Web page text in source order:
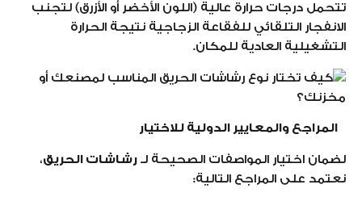
تتحمل درجات حرارة عالية (اللون الأخضر أو الأزرق) لتجنب
الانفجار التلقائي للفقاعة الزجاجية نتيجة الحرارة
التشغيلية العادية للمكان.
المراجع والمعايير الدولية للاختيار
لضمان اختيار المواصفات الصحيحة لـ رشاشات الحريق،
نعتمد على المراجع التالية: